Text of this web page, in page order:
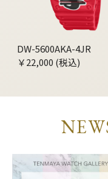
DW-5600AKA-4JR
￥22,000 (税込)